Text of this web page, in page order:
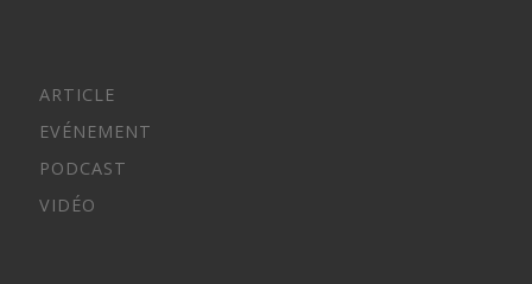
ARTICLE
EVÉNEMENT
PODCAST
VIDÉO